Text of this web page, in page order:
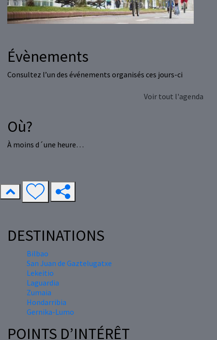
Évènements
Consultez l’un des événements organisés ces jours-ci
Voir tout l'agenda
Où?
À moins d´une heure…
DESTINATIONS
Bilbao
San Juan de Gaztelugatxe
Lekeitio
Laguardia
Zumaia
Hondarribia
Gernika-Lumo
POINTS D’INTÉRÊT